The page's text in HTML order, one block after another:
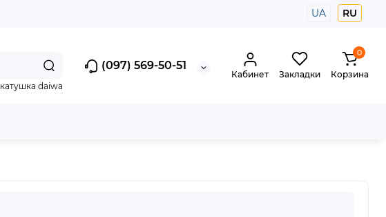
UA RU
(097) 569-50-51
катушка daiwa
Кабинет Закладки
0
Корзина